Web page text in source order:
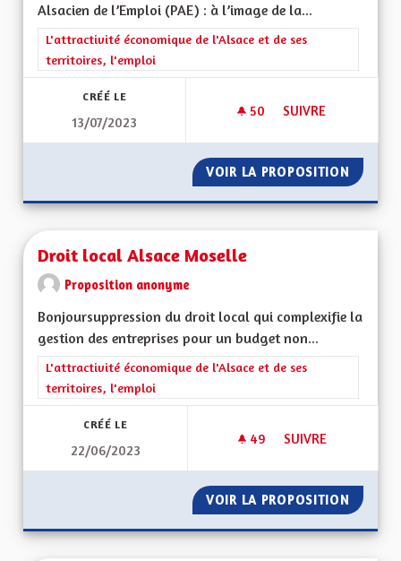
Alsacien de l’Emploi (PAE) : à l’image de la...
Filtrer les résultats de la catégorie : L'attractivité
L'attractivité économique de l'Alsace et de ses
territoires, l'emploi
CRÉÉ LE
13/07/2023
50 50 ABONNÉS
SUIVRE
VOIR LA PROPOSITION MISE
Droit local Alsace Moselle
Proposition anonyme
Bonjoursuppression du droit local qui complexifie la
gestion des entreprises pour un budget non...
Filtrer les résultats de la catégorie : L'attractivité
L'attractivité économique de l'Alsace et de ses
territoires, l'emploi
CRÉÉ LE
22/06/2023
49 49 ABONNÉS
SUIVRE
VOIR LA PROPOSITION DROIT